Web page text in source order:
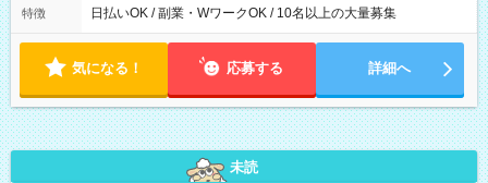
特徴 日払いOK / 副業・WワークOK / 10名以上の大量募集
気になる！ 応募する 詳細へ
未読